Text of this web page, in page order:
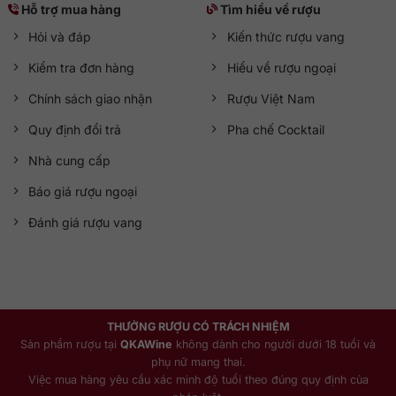
Với hương vị tinh tế, thiết kế sang trọng và giá trị sưu tầm
đáng cho những ai muốn khẳng định đẳng cấp và gu
thưởng thức tinh tế. Hãy liên hệ ngay với QKAWine
Zalo: QKAWine JSC
Messenger: Chat với QKAWine
Dịch vụ sau bán hàng:help@qkawine.comhoặc
qkawine@gmail.com
QKAWine
Hỗ trợ mua hàng
Hỏi và đáp
Kiểm tra đơn hàng
Chính sách giao nhận
Quy định đổi trả
Nhà cung cấp
Báo giá rượu ngoại
Đánh giá rượu vang
Tìm hiểu về rượu
Kiến thức rượu vang
Hiểu về rượu ngoại
Rượu Việt Nam
Pha chế Cocktail
THƯỞNG RƯỢU CÓ TRÁCH NHIỆM
Sản phẩm rượu tại QKAWine không dành cho người dưới 18 tuổi và
phụ nữ mang thai.
Việc mua hàng yêu cầu xác minh độ tuổi theo đúng quy định của